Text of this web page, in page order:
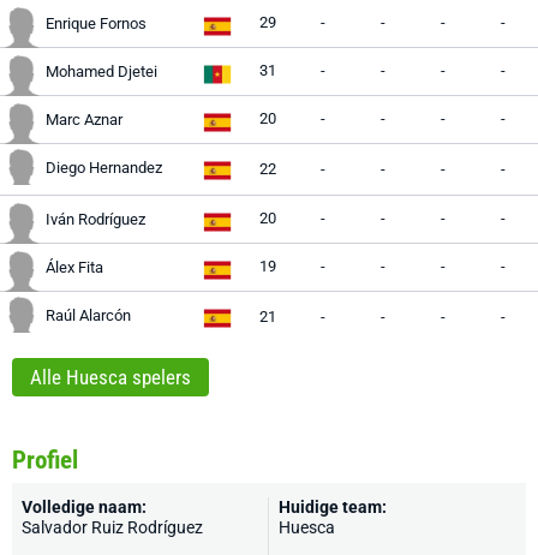
Enrique Fornos 29 - - - -
Mohamed Djetei 31 - - - -
Marc Aznar 20 - - - -
Diego Hernandez 22 - - - -
Iván Rodríguez 20 - - - -
Álex Fita 19 - - - -
Raúl Alarcón 21 - - - -
Alle Huesca spelers
Profiel
Volledige naam:
Salvador Ruiz Rodríguez
Huidige team:
Huesca